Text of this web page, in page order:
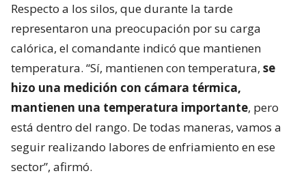
Respecto a los silos, que durante la tarde
representaron una preocupación por su carga
calórica, el comandante indicó que mantienen
temperatura. “Sí, mantienen con temperatura, se
hizo una medición con cámara térmica,
mantienen una temperatura importante, pero
está dentro del rango. De todas maneras, vamos a
seguir realizando labores de enfriamiento en ese
sector”, afirmó.